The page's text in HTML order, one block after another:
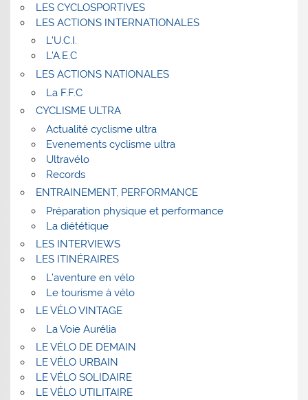
LES CYCLOSPORTIVES
LES ACTIONS INTERNATIONALES
L’U.C.I.
L’A.E.C
LES ACTIONS NATIONALES
La F.F.C
CYCLISME ULTRA
Actualité cyclisme ultra
Evenements cyclisme ultra
Ultravélo
Records
ENTRAINEMENT, PERFORMANCE
Préparation physique et performance
La diététique
LES INTERVIEWS
LES ITINÉRAIRES
L’aventure en vélo
Le tourisme à vélo
LE VÉLO VINTAGE
La Voie Aurélia
LE VÉLO DE DEMAIN
LE VÉLO URBAIN
LE VÉLO SOLIDAIRE
LE VÉLO UTILITAIRE